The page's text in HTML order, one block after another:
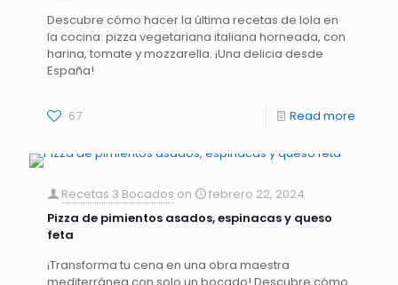
Descubre cómo hacer la última recetas de lola en
la cocina: pizza vegetariana italiana horneada, con
harina, tomate y mozzarella. ¡Una delicia desde
España!
67 Read more
Recetas 3 Bocados on
febrero 22, 2024
Pizza de pimientos asados, espinacas y queso
feta
¡Transforma tu cena en una obra maestra